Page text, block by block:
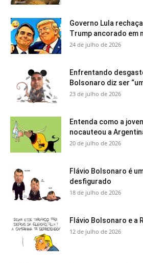
Governo Lula
Trump ancorado em
24 de julho de 2026
Enfrentando
Bolsonaro diz ser
23 de julho de 2026
Entenda como a
nocauteou a
20 de julho de 2026
Flávio Bolsonaro é
desfigurado
18 de julho de 2026
Flávio Bolsonaro e a
12 de julho de 2026